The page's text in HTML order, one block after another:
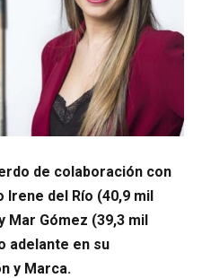
de colaboración con
del Río (40,9 mil
Mar Gómez (39,3 mil
adelante en su
y Marca.